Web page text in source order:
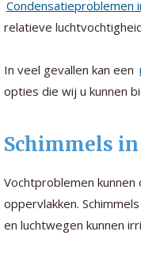
Condensatieproblemen
relatieve
In veel gevallen kan een
opties die wij u kunnen
Schimmels
Vochtproblemen
oppervlakken.
en luchtwegen kunnen